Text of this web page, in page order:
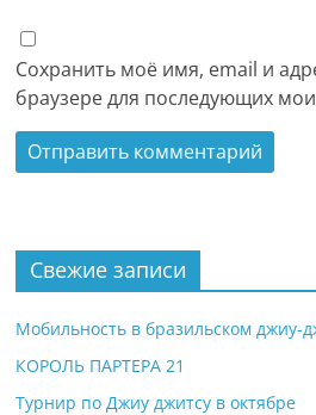
Сохранить моё имя, email и
браузере для последующих
Свежие записи
Мобильность в бразильском джиу-
КОРОЛЬ ПАРТЕРА 21
Турнир по Джиу джитсу в октябре